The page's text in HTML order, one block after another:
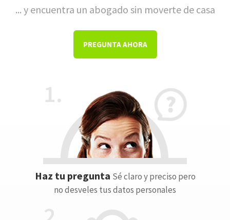
... y encuentra un abogado sin moverte de casa
PREGUNTA AHORA
Haz tu pregunta Sé claro y preciso pero
no desveles tus datos personales